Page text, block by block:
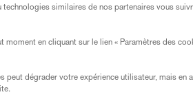
technologies similaires de nos partenaires vous
moment en cliquant sur le lien « Paramètres des
peut dégrader votre expérience utilisateur, mais en